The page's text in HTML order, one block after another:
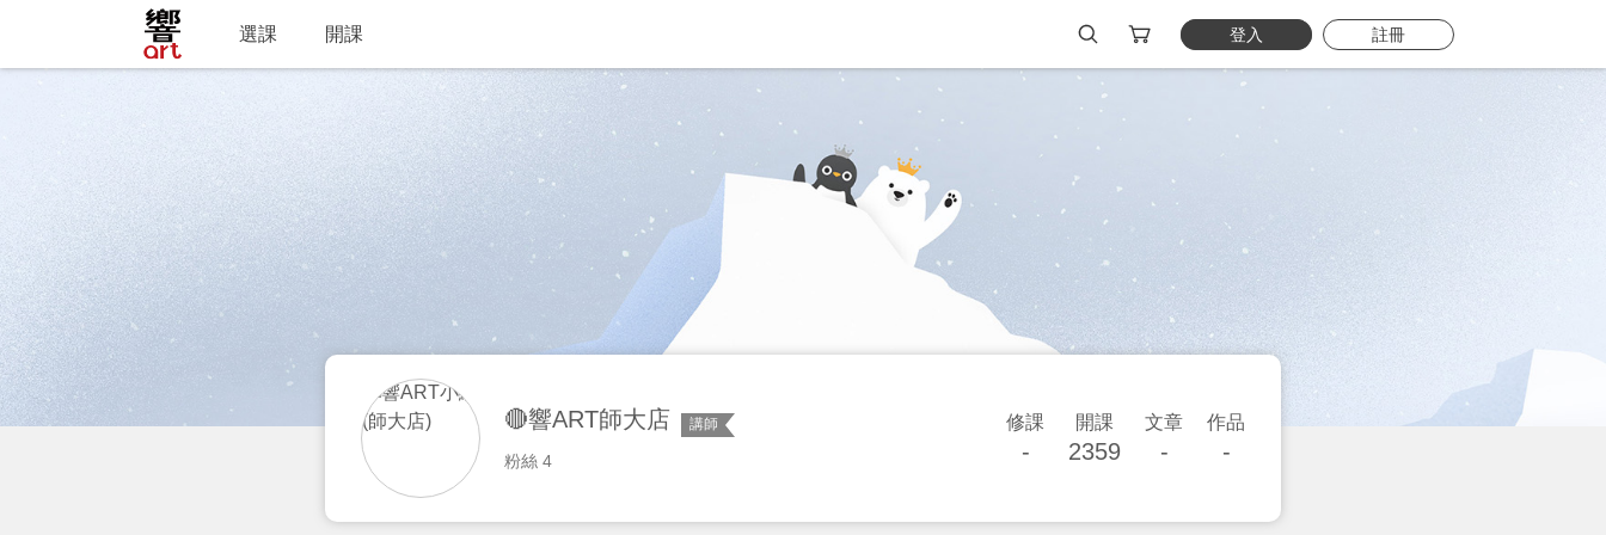
選課 開課 登入 註冊
🔴響ART師大店 講師
粉絲 4
修課
-
開課
2359
文章
-
作品
-